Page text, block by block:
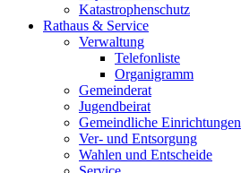
Katastrophenschutz
Rathaus & Service
Verwaltung
Telefonliste
Organigramm
Gemeinderat
Jugendbeirat
Gemeindliche Einrichtungen
Ver- und Entsorgung
Wahlen und Entscheide